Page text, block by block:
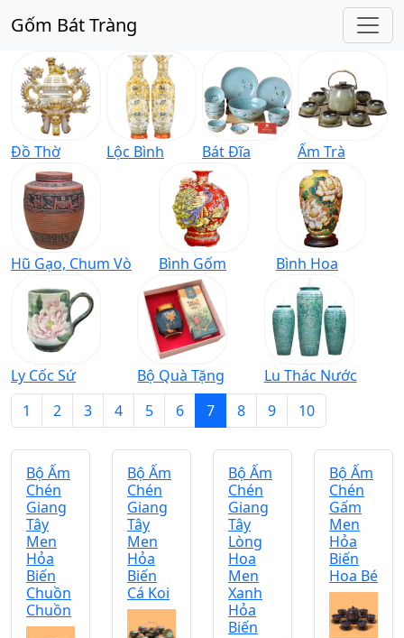
Gốm Bát Tràng
Đồ Thờ Lộc Bình Bát Đĩa Ấm Trà
Hũ Gạo, Chum Vò Bình Gốm Bình Hoa
Ly Cốc Sứ Bộ Quà Tặng
Lu Thác Nước
1
2 3 4 5 6 7 8 9 10
Bộ Ấm
Chén
Giang
Tây
Men
Hỏa
Biến
Chuồn
Chuồn
Bộ Ấm
Chén
Giang
Tây
Men
Hỏa
Biến
Cá Koi
Bộ Ấm
Chén
Giang
Tây
Lòng
Hoa
Men
Xanh
Hỏa
Biến
Bộ Ấm
Chén
Gấm
Men
Hỏa
Biến
Hoa Bé